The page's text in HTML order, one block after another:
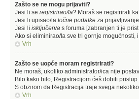
Zašto se ne mogu prijaviti?
Jesi li se registrirao/la? Moraš se registrirati
Jesi li upisao/la točne podatke za
Jesi li isključen/a s foruma [zabranjen ti je
Ako si eliminirao/la sve tri gornje mogućnosti,
Vrh
Zašto se uopće moram registrirati?
Ne moraš, ukoliko administrator/ica nije
Bilo kako bilo, Registracijom ćeš dobiti
S obzirom da Registracija traje svega
Vrh